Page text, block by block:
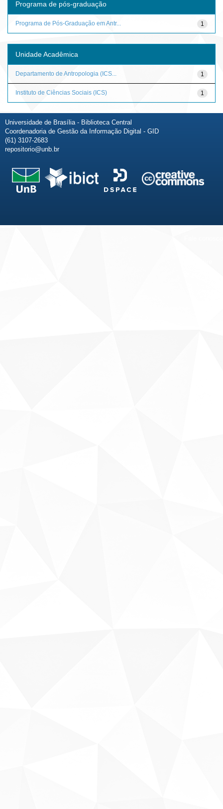
Programa de pós-graduação
1
Programa de Pós-Graduação em Antr...
Unidade Acadêmica
1
Departamento de Antropologia (ICS...
1
Instituto de Ciências Sociais (ICS)
Universidade de Brasília - Biblioteca Central
Coordenadoria de Gestão da Informação Digital - GID
(61) 3107-2683
repositorio@unb.br